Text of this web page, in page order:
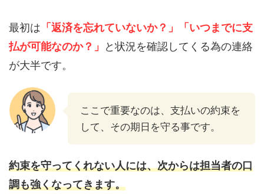
最初は 「返済を忘れていないか？」
「いつまでに支
払が可能なのか？」
と状況を確認してくる為の連絡
が大半です。
ここで重要なのは、支払いの約束を
して、その期日を守る事です。
約束を守ってくれない人には、次からは担当者の口
調も強くなってきます。